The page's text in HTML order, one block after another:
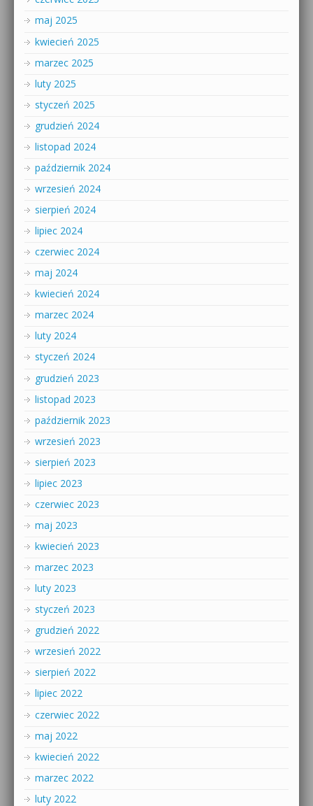
maj 2025
kwiecień 2025
marzec 2025
luty 2025
styczeń 2025
grudzień 2024
listopad 2024
październik 2024
wrzesień 2024
sierpień 2024
lipiec 2024
czerwiec 2024
maj 2024
kwiecień 2024
marzec 2024
luty 2024
styczeń 2024
grudzień 2023
listopad 2023
październik 2023
wrzesień 2023
sierpień 2023
lipiec 2023
czerwiec 2023
maj 2023
kwiecień 2023
marzec 2023
luty 2023
styczeń 2023
grudzień 2022
wrzesień 2022
sierpień 2022
lipiec 2022
czerwiec 2022
maj 2022
kwiecień 2022
marzec 2022
luty 2022